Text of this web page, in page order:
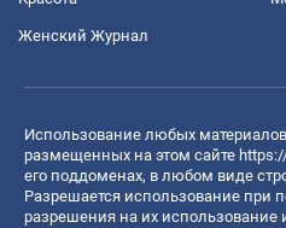
Женский Журнал
Использование любых
размещенных на этом сайте
его поддоменах, в любом виде
Разрешается использование при
разрешения на их использование